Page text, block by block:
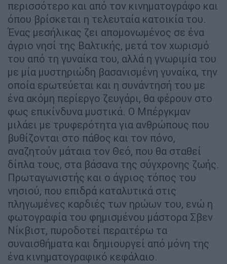
περισσότερο και από τον κινηματογράφο και
όπου βρίσκεται η τελευταία κατοικία του.
Ένας μεσήλικας ζει απομονωμένος σε ένα
άγριο νησί της Βαλτικής, μετά τον χωρισμό
του από τη γυναίκα του, αλλά η γνωριμία του
με μία μυστηριώδη βασανισμένη γυναίκα, την
οποία ερωτεύεται και η συνάντησή του με
ένα ακόμη περίεργο ζευγάρι, θα φέρουν στο
φως επικίνδυνα μυστικά. Ο Μπέργκμαν
μιλάει με τρυφερότητα για ανθρώπους που
βυθίζονται στο πάθος και τον πόνο,
αναζητούν μάταια τον Θεό, που θα σταθεί
δίπλα τους, στα βάσανα της σύγχρονης ζωής.
Πρωταγωνιστής και ο άγριος τόπος του
νησιού, που επιδρά καταλυτικά στις
πληγωμένες καρδιές των ηρώων του, ενώ η
φωτογραφία του φημισμένου μάστορα Σβεν
Νίκβιστ, πυροδοτεί περαιτέρω τα
συναισθήματα και δημιουργεί από μόνη της
ένα κινηματογραφικό κεφάλαιο.